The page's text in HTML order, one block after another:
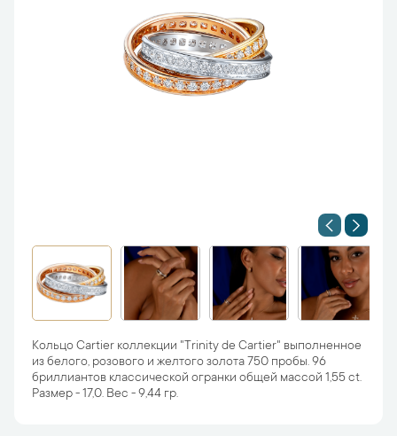
Кольцо Cartier коллекции "Trinity de Cartier" выполненное
из белого, розового и желтого золота 750 пробы. 96
бриллиантов классической огранки общей массой 1,55 ct.
Размер - 17,0. Вес - 9,44 гр.